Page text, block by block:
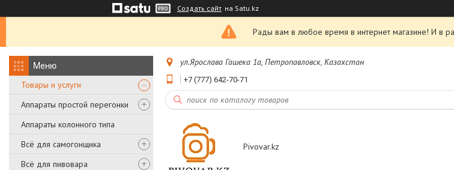
Создать сайт на Satu.kz
Рады вам в любое время в интернет магазине! И в
Товары и услуги
Аппараты простой перегонки
Аппараты колонного типа
Всё для самогонщика
Всё для пивовара
ул.Ярослава Гашека 1а, Петропавловск, Казахстан
+7 (777) 642-70-71
Pivovar.kz